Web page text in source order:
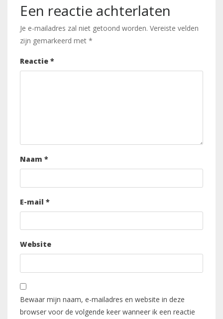
Een reactie achterlaten
Je e-mailadres zal niet getoond worden. Vereiste velden
zijn gemarkeerd met *
Reactie *
Naam *
E-mail *
Website
Bewaar mijn naam, e-mailadres en website in deze
browser voor de volgende keer wanneer ik een reactie